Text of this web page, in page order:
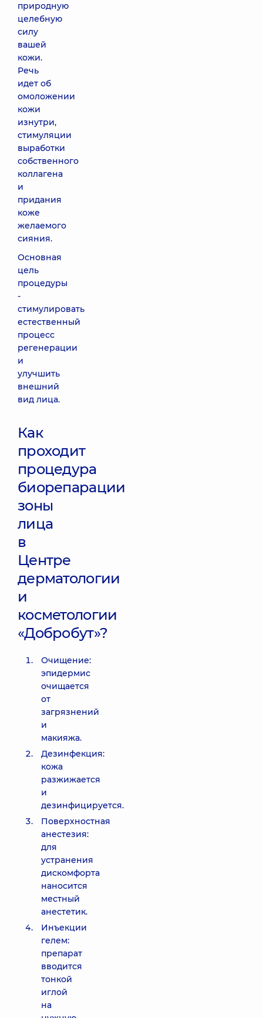
природную
целебную
силу
вашей
кожи.
Речь
идет об
омоложении
кожи
изнутри,
стимуляции
выработки
собственного
коллагена
и
придания
коже
желаемого
сияния.
Основная
цель
процедуры
-
стимулировать
естественный
процесс
регенерации
и
улучшить
внешний
вид лица.
Как
проходит
процедура
биорепарации
зоны
лица
в
Центре
дерматологии
и
косметологии
«Добробут»?
Очищение:
эпидермис
очищается
от
загрязнений
и
макияжа.
Дезинфекция:
кожа
разжижается
и
дезинфицируется.
Поверхностная
анестезия:
для
устранения
дискомфорта
наносится
местный
анестетик.
Инъекции
гелем:
препарат
вводится
тонкой
иглой
на